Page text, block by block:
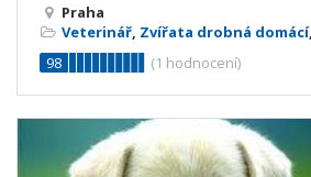
Praha
Veterinář Zvířata drobná domácí,
98
(1 hodnocení)